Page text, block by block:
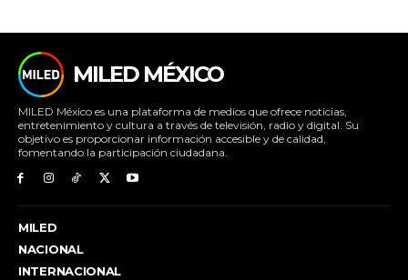
MILED MÉXICO
MILED México es una plataforma de medios que ofrece noticias,
entretenimiento y cultura a través de televisión, radio y digital. Su
objetivo es proporcionar información accesible y de calidad,
fomentando la participación ciudadana.
MILED
NACIONAL
INTERNACIONAL